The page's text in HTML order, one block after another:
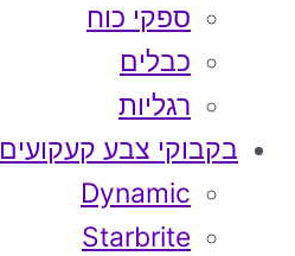
ספקי כוח
כבלים
רגליות
בקבוקי צבע קעקועים
Dynamic
Starbrite